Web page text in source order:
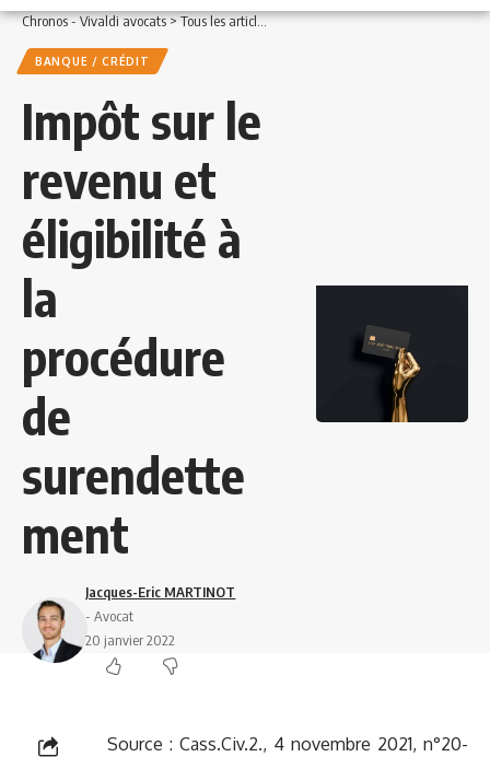
Chronos - Vivaldi avocats>Tous les articles >Banque / Crédit>Impôt sur le
BANQUE / CRÉDIT
Impôt sur le
revenu et
éligibilité à
la
procédure
de
surendette
ment
Jacques-Eric MARTINOT
- Avocat
20 janvier 2022
Source : Cass.Civ.2., 4 novembre 2021, n°20-